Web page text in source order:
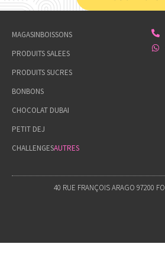
MAGASINBOISSONS
PRODUITS SALEES
PRODUITS SUCRES
BONBONS
CHOCOLAT DUBAI
PETIT DEJ
CHALLENGESAUTRES
40 RUE FRANÇOIS ARAGO 97200